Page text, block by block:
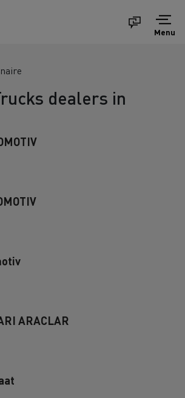
Menu
dealers in
ARACLAR